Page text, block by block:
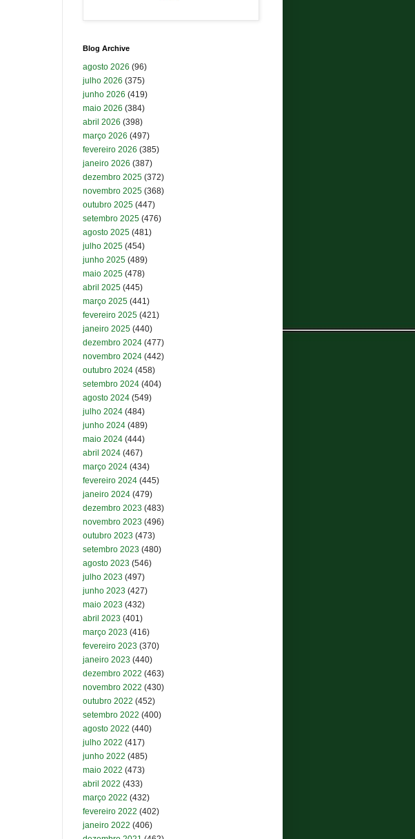
Blog Archive
agosto 2026 (96)
julho 2026 (375)
junho 2026 (419)
maio 2026 (384)
abril 2026 (398)
março 2026 (497)
fevereiro 2026 (385)
janeiro 2026 (387)
dezembro 2025 (372)
novembro 2025 (368)
outubro 2025 (447)
setembro 2025 (476)
agosto 2025 (481)
julho 2025 (454)
junho 2025 (489)
maio 2025 (478)
abril 2025 (445)
março 2025 (441)
fevereiro 2025 (421)
janeiro 2025 (440)
dezembro 2024 (477)
novembro 2024 (442)
outubro 2024 (458)
setembro 2024 (404)
agosto 2024 (549)
julho 2024 (484)
junho 2024 (489)
maio 2024 (444)
abril 2024 (467)
março 2024 (434)
fevereiro 2024 (445)
janeiro 2024 (479)
dezembro 2023 (483)
novembro 2023 (496)
outubro 2023 (473)
setembro 2023 (480)
agosto 2023 (546)
julho 2023 (497)
junho 2023 (427)
maio 2023 (432)
abril 2023 (401)
março 2023 (416)
fevereiro 2023 (370)
janeiro 2023 (440)
dezembro 2022 (463)
novembro 2022 (430)
outubro 2022 (452)
setembro 2022 (400)
agosto 2022 (440)
julho 2022 (417)
junho 2022 (485)
maio 2022 (473)
abril 2022 (433)
março 2022 (432)
fevereiro 2022 (402)
janeiro 2022 (406)